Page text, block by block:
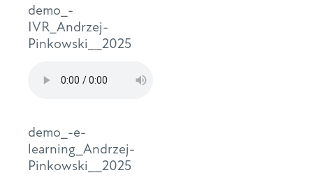
demo_-
IVR_Andrzej-
Pinkowski__2025
demo_-e-
learning_Andrzej-
Pinkowski__2025